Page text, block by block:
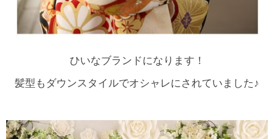
ひいなブランドになります！
髪型もダウンスタイルでオシャレにされていました♪